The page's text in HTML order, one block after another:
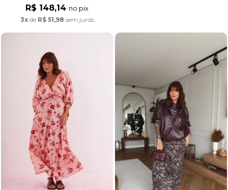
R$ 148,14 no pix
3x de R$ 51,98 sem juros